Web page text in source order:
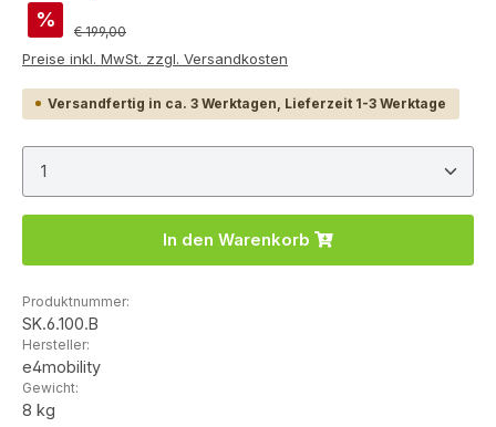
% Regulärer Preis:
€ 199,00
Preise inkl. MwSt. zzgl. Versandkosten
Versandfertig in ca. 3 Werktagen, Lieferzeit 1-3 Werktage
Produkt Anzahl: Gib den gewünschten Wert ein
In den Warenkorb
Produktnummer:
SK.6.100.B
Hersteller:
e4mobility
Gewicht:
8 kg